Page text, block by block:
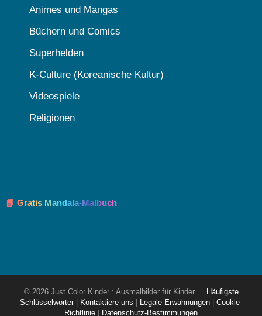
Animes und Mangas
Büchern und Comics
Superhelden
K-Culture (Koreanische Kultur)
Videospiele
Religionen
📘 Gratis Mandala-Malbuch
© 2026 Just Color Kinder : Ausmalbilder für Kinder
Häufigste
Schlüsselwörter
Kontaktiere uns Legale Erwähnungen
Cookie-
Richtlinie
Datenschutz-Bestimmungen